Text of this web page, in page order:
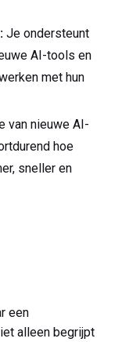
Je ondersteunt
AI-tools en
met hun
van nieuwe AI-
hoe
sneller en
een
alleen begrijpt